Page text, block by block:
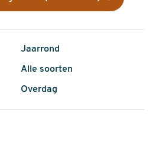
Jaarrond
Alle soorten
Overdag